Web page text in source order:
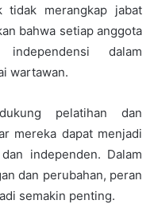
tidak merangkap jabat
bahwa setiap anggota
dalam
wartawan.
pelatihan dan
mereka dapat menjadi
independen. Dalam
dan perubahan, peran
semakin penting.